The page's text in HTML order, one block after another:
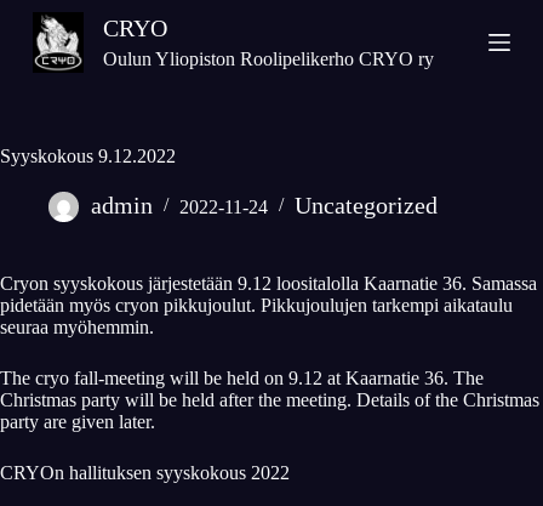
k
o
t
e
n
CRYO
Oulun Yliopiston Roolipelikerho CRYO ry
Syyskokous 9.12.2022
admin 2022-11-24 Uncategorized
Cryon syyskokous järjestetään 9.12 loositalolla Kaarnatie 36. Samassa
pidetään myös cryon pikkujoulut. Pikkujoulujen tarkempi aikataulu
seuraa myöhemmin.
The cryo fall-meeting will be held on 9.12 at Kaarnatie 36. The
Christmas party will be held after the meeting. Details of the Christmas
party are given later.
CRYOn hallituksen syyskokous 2022